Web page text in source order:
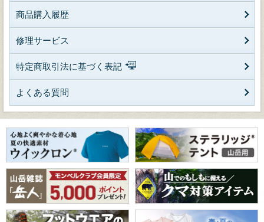
商品購入履歴
修理サービス
特定商取引法に基づく表記
よくある質問